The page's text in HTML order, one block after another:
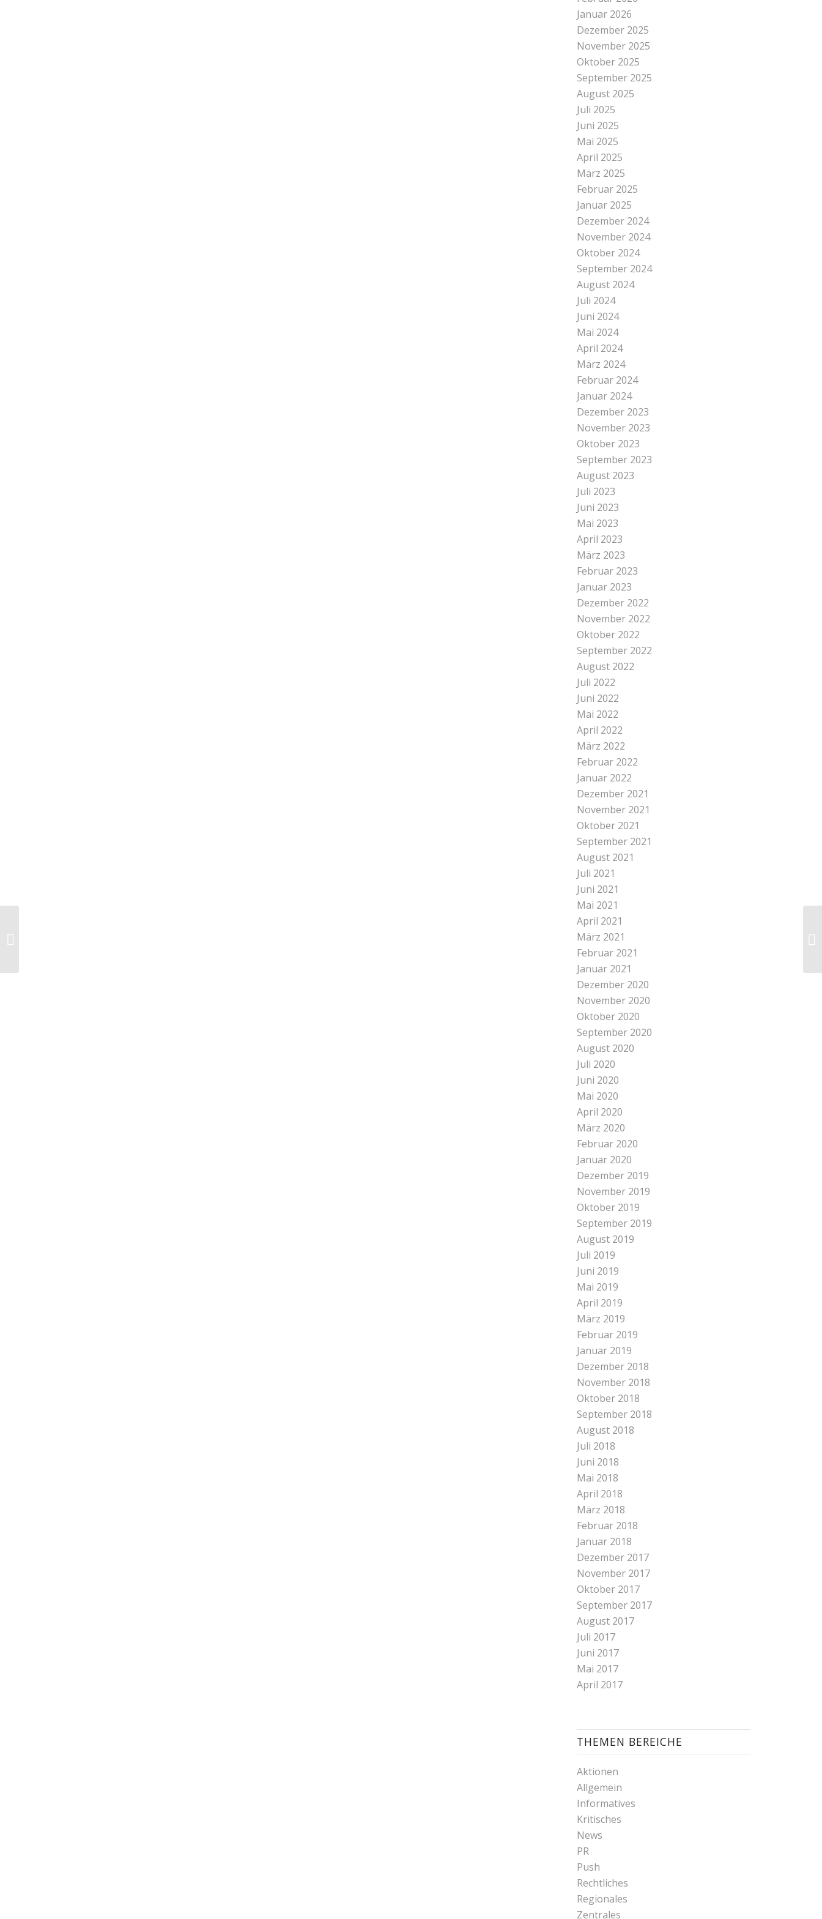
Januar 2026
Dezember 2025
November 2025
Oktober 2025
September 2025
August 2025
Juli 2025
Juni 2025
Mai 2025
April 2025
März 2025
Februar 2025
Januar 2025
Dezember 2024
November 2024
Oktober 2024
September 2024
August 2024
Juli 2024
Juni 2024
Mai 2024
April 2024
März 2024
Februar 2024
Januar 2024
Dezember 2023
November 2023
Oktober 2023
September 2023
August 2023
Juli 2023
Juni 2023
Mai 2023
April 2023
März 2023
Februar 2023
Januar 2023
Dezember 2022
November 2022
Oktober 2022
September 2022
August 2022
Juli 2022
Juni 2022
Mai 2022
April 2022
März 2022
Februar 2022
Januar 2022
Dezember 2021
November 2021
Oktober 2021
September 2021
August 2021
Juli 2021
Juni 2021
Mai 2021
April 2021
März 2021
Februar 2021
Januar 2021
Dezember 2020
November 2020
Oktober 2020
September 2020
August 2020
Juli 2020
Juni 2020
Mai 2020
April 2020
März 2020
Februar 2020
Januar 2020
Dezember 2019
November 2019
Oktober 2019
September 2019
August 2019
Juli 2019
Juni 2019
Mai 2019
April 2019
März 2019
Februar 2019
Januar 2019
Dezember 2018
November 2018
Oktober 2018
September 2018
August 2018
Juli 2018
Juni 2018
Mai 2018
April 2018
März 2018
Februar 2018
Januar 2018
Dezember 2017
November 2017
Oktober 2017
September 2017
August 2017
Juli 2017
Juni 2017
Mai 2017
April 2017
THEMEN BEREICHE
Aktionen
Allgemein
Informatives
Kritisches
News
PR
Push
Rechtliches
Regionales
Zentrales